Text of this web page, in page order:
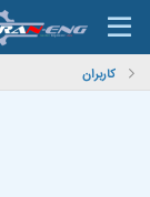
کاربران